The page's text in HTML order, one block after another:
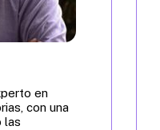
en
con una
las